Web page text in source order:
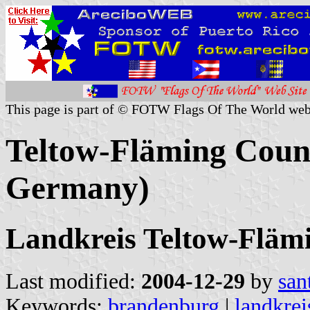
This page is part of © FOTW Flags Of The World
Teltow-Fläming
Germany)
Landkreis Teltow-
Last modified: 2004-12-29 by